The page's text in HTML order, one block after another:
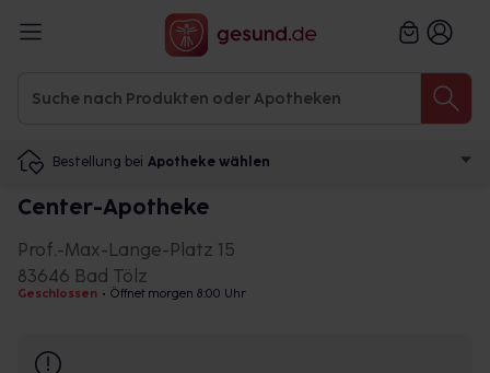
Bestellung bei Apotheke wählen
Center-Apotheke
Prof.-Max-Lange-Platz 15
83646 Bad Tölz
Geschlossen • Öffnet morgen 8:00 Uhr